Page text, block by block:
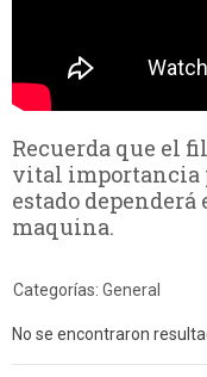
Recuerda que el
vital importancia
estado
maquina.
Categorías: General
No se encontraron